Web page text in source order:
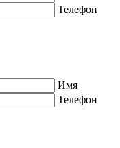
Телефон
Имя
Телефон